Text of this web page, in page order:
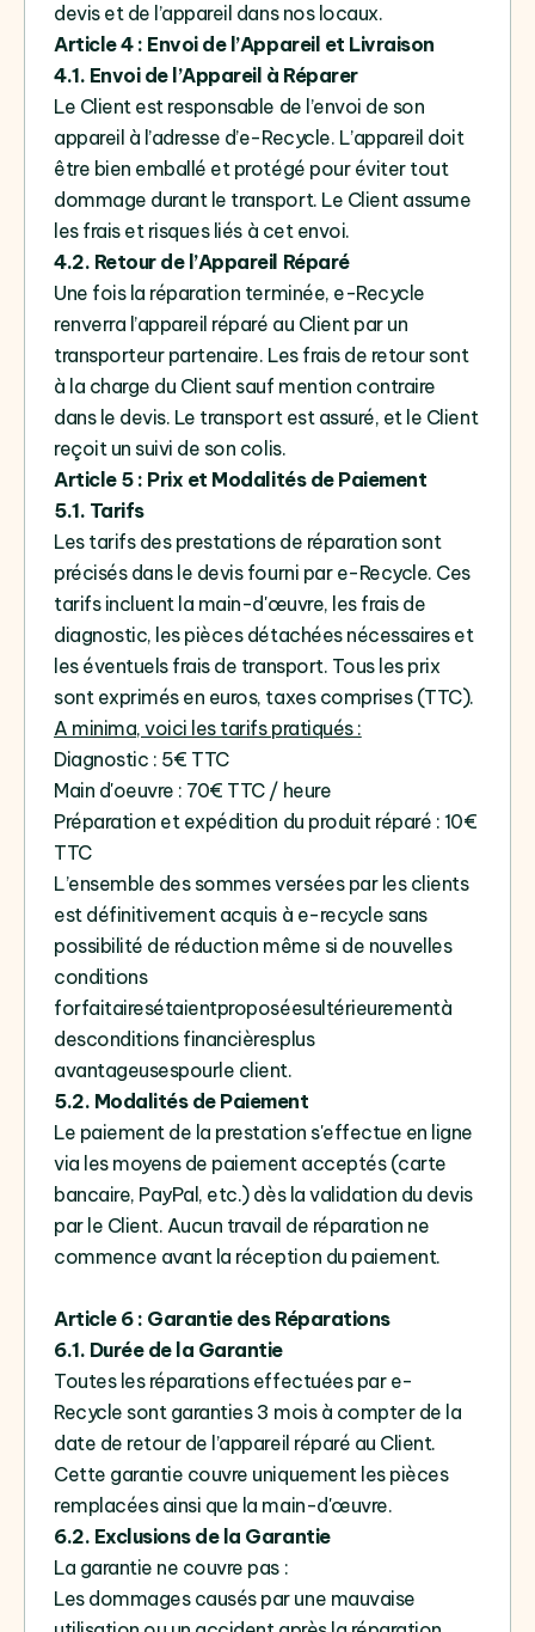
devis et de l’appareil dans nos locaux.
Article 4 : Envoi de l’Appareil et Livraison
4.1. Envoi de l’Appareil à Réparer
Le Client est responsable de l’envoi de son
appareil à l’adresse d’e-Recycle. L’appareil doit
être bien emballé et protégé pour éviter tout
dommage durant le transport. Le Client assume
les frais et risques liés à cet envoi.
4.2. Retour de l’Appareil Réparé
Une fois la réparation terminée, e-Recycle
renverra l’appareil réparé au Client par un
transporteur partenaire. Les frais de retour sont
à la charge du Client sauf mention contraire
dans le devis. Le transport est assuré, et le Client
reçoit un suivi de son colis.
Article 5 : Prix et Modalités de Paiement
5.1. Tarifs
Les tarifs des prestations de réparation sont
précisés dans le devis fourni par e-Recycle. Ces
tarifs incluent la main-d'œuvre, les frais de
diagnostic, les pièces détachées nécessaires et
les éventuels frais de transport. Tous les prix
sont exprimés en euros, taxes comprises (TTC).
A minima, voici les tarifs pratiqués :
Diagnostic : 5€ TTC
Main d'oeuvre : 70€ TTC / heure
Préparation et expédition du produit réparé : 10€
TTC
L’ensemble des sommes versées par les clients
est définitivement acquis à e-recycle sans
possibilité de réduction même si de nouvelles
conditions
forfaitairesétaientproposéesultérieurementà
desconditions financièresplus
avantageusespourle client.
5.2. Modalités de Paiement
Le paiement de la prestation s'effectue en ligne
via les moyens de paiement acceptés (carte
bancaire, PayPal, etc.) dès la validation du devis
par le Client. Aucun travail de réparation ne
commence avant la réception du paiement.
Article 6 : Garantie des Réparations
6.1. Durée de la Garantie
Toutes les réparations effectuées par e-
Recycle sont garanties 3 mois à compter de la
date de retour de l’appareil réparé au Client.
Cette garantie couvre uniquement les pièces
remplacées ainsi que la main-d'œuvre.
6.2. Exclusions de la Garantie
La garantie ne couvre pas :
Les dommages causés par une mauvaise